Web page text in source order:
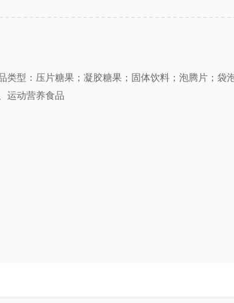
类型：压片糖果；凝胶糖果；固体饮料；泡腾片；袋
运动营养食品